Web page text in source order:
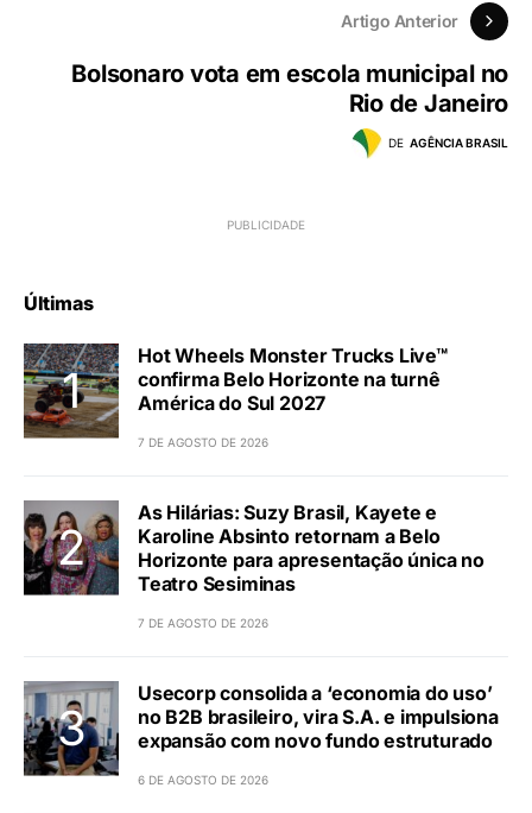
Artigo Anterior
Bolsonaro vota em escola municipal no
Rio de Janeiro
DE AGÊNCIA BRASIL
Últimas
Hot Wheels Monster Trucks Live™
confirma Belo Horizonte na turnê
América do Sul 2027
7 DE AGOSTO DE 2026
As Hilárias: Suzy Brasil, Kayete e
Karoline Absinto retornam a Belo
Horizonte para apresentação única no
Teatro Sesiminas
7 DE AGOSTO DE 2026
Usecorp consolida a ‘economia do uso’
no B2B brasileiro, vira S.A. e impulsiona
expansão com novo fundo estruturado
6 DE AGOSTO DE 2026